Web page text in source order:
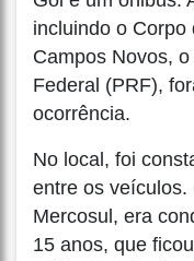
incluindo o
Campos Novos,
Federal (PRF),
ocorrência.
No local, foi
entre os veículos.
Mercosul, era
15 anos, que